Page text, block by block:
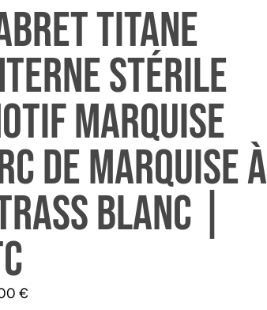
Titane
Stérile
Marquise
de Marquise à
Blanc |
€